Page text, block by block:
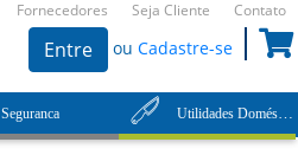
Fornecedores Seja Cliente Contato
Entre ou Cadastre-se
Seguranca Utilidades Domésticas